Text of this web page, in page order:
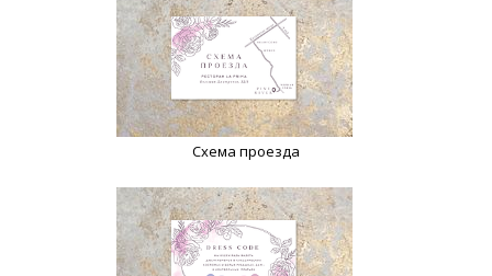
Схема проезда